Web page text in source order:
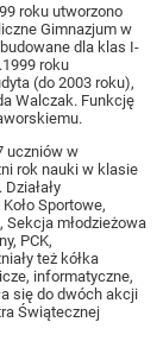
roku utworzono
Gimnazjum w
dla klas I-
roku
(do 2003 roku),
Walczak. Funkcję
uczniów w
rok nauki w klasie
Sportowe,
Sekcja młodzieżowa
PCK,
też kółka
informatyczne,
się do dwóch akcji
Świątecznej